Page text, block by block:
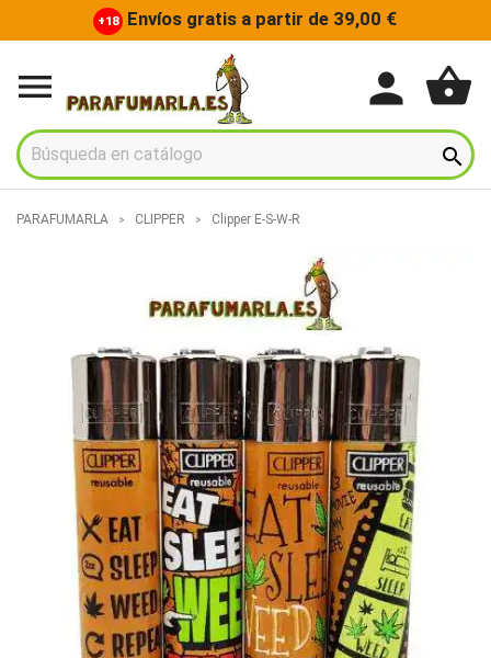
+18 Envíos gratis a partir de 39,00 €
 person shopping_basket

PARAFUMARLA CLIPPER Clipper E-S-W-R